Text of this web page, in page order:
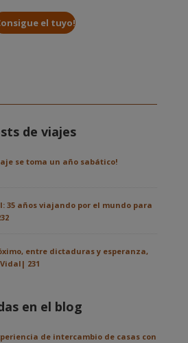
el tuyo!
de viajes
se toma un año sabático!
35 años viajando por el mundo para
entre dictaduras y esperanza,
231
en el blog
de intercambio de casas con